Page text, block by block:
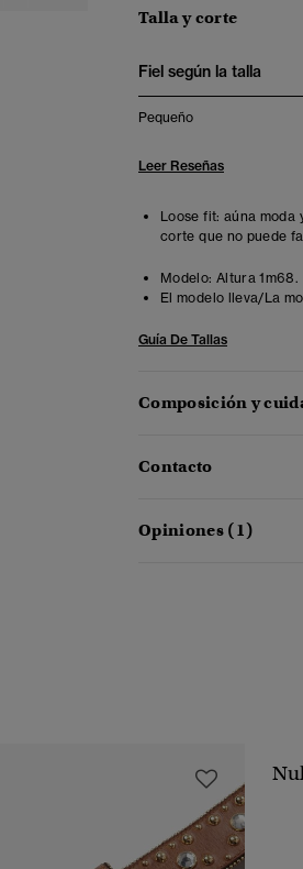
Talla y corte
Fiel según la talla
Pequeño
Leer Reseñas
Loose fit: aúna moda
corte que no puede
Modelo: Altura 1m68.
El modelo lleva/La
Guía De Tallas
Composición y
Contacto
Opiniones (1)